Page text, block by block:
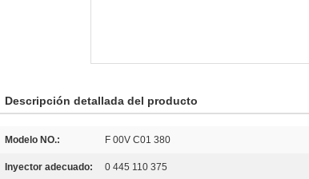
Descripción detallada del producto
Modelo NO.: F 00V C01 380
Inyector adecuado: 0 445 110 375